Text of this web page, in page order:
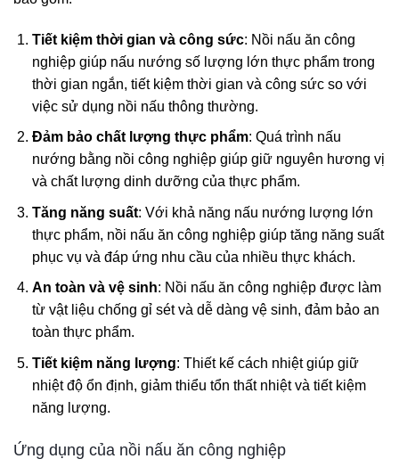
Tiết kiệm thời gian và công sức: Nồi nấu ăn công
nghiệp giúp nấu nướng số lượng lớn thực phẩm trong
thời gian ngắn, tiết kiệm thời gian và công sức so với
việc sử dụng nồi nấu thông thường.
Đảm bảo chất lượng thực phẩm: Quá trình nấu
nướng bằng nồi công nghiệp giúp giữ nguyên hương vị
và chất lượng dinh dưỡng của thực phẩm.
Tăng năng suất: Với khả năng nấu nướng lượng lớn
thực phẩm, nồi nấu ăn công nghiệp giúp tăng năng suất
phục vụ và đáp ứng nhu cầu của nhiều thực khách.
An toàn và vệ sinh: Nồi nấu ăn công nghiệp được làm
từ vật liệu chống gỉ sét và dễ dàng vệ sinh, đảm bảo an
toàn thực phẩm.
Tiết kiệm năng lượng: Thiết kế cách nhiệt giúp giữ
nhiệt độ ổn định, giảm thiểu tổn thất nhiệt và tiết kiệm
năng lượng.
Ứng dụng của nồi nấu ăn công nghiệp